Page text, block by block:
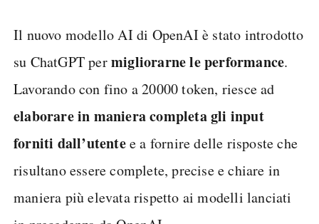
Il nuovo modello AI di OpenAI è stato introdotto
su ChatGPT permigliorarne le performance.
Lavorando con fino a 20000 token, riesce ad
elaborare in maniera completa gli input
forniti dall’utentee a fornire delle risposte che
risultano essere complete, precise e chiare in
maniera più elevata rispetto ai modelli lanciati